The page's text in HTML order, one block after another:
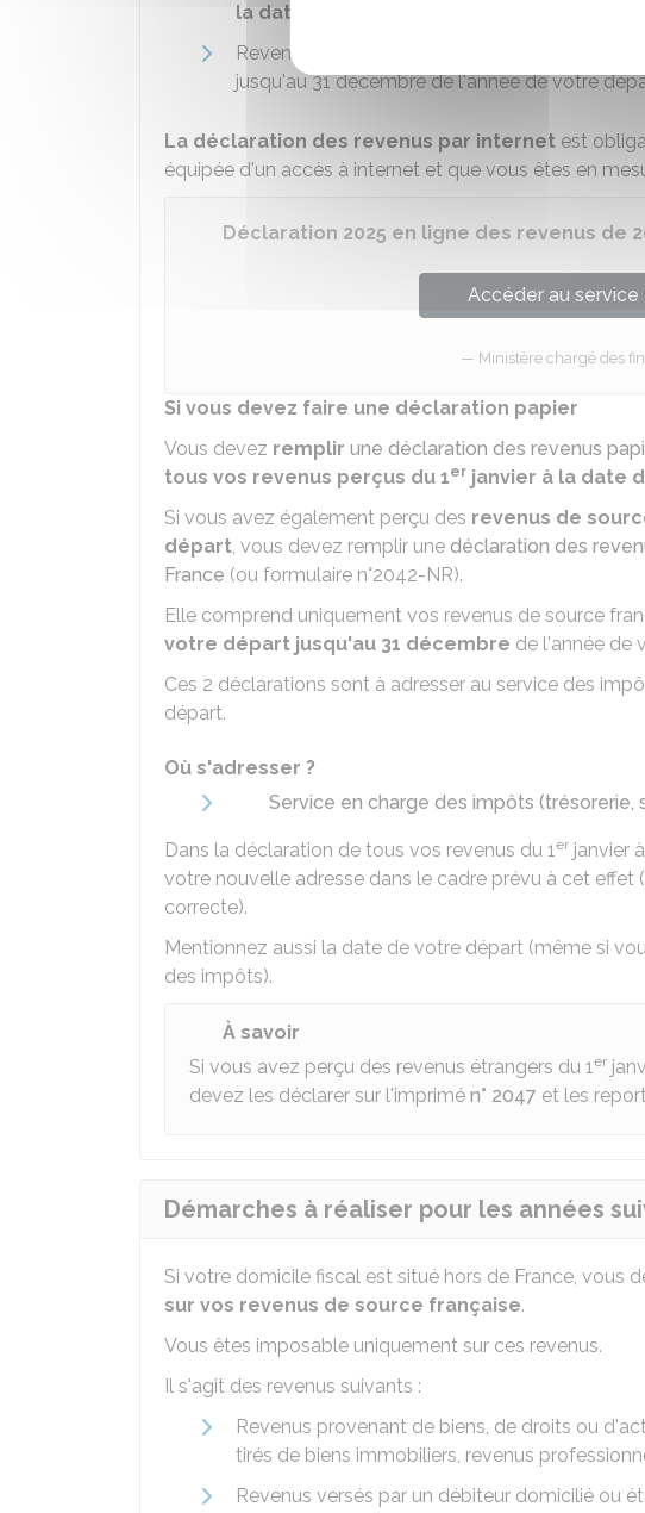
la date de votre départ
Revenus
jusqu'au 31 décembre de l'année de votre
La déclaration des revenus par internet est
équipée d'un accès à internet et que vous êtes en
Déclaration 2025 en ligne des revenus de
Accéder au service
Ministère chargé des
Si vous devez faire une déclaration papier
Vous devez remplir une déclaration des revenus
tous vos revenus perçus du 1er janvier à la date
Si vous avez également perçu des revenus de
départ, vous devez remplir une déclaration des
France (ou formulaire n°2042-NR).
Elle comprend uniquement vos revenus de source
votre départ jusqu'au 31 décembre de l'année de
Ces 2 déclarations sont à adresser au service des
départ.
Où s'adresser ?
Service en charge des impôts (trésorerie,
Dans la déclaration de tous vos revenus du 1er janvier
votre nouvelle adresse dans le cadre prévu à cet effet
correcte).
Mentionnez aussi la date de votre départ (même si
des impôts).
À savoir
Si vous avez perçu des revenus étrangers du 1er
devez les déclarer sur l'imprimé n° 2047 et les
Démarches à réaliser pour les années
Si votre domicile fiscal est situé hors de France, vous
sur vos revenus de source française.
Vous êtes imposable uniquement sur ces revenus.
Il s'agit des revenus suivants :
Revenus provenant de biens, de droits ou
tirés de biens immobiliers, revenus
Revenus versés par un débiteur domicilié ou